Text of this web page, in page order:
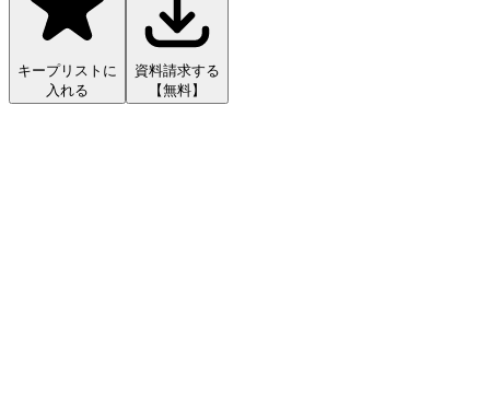
キープリストに
入れる
資料請求する
【無料】